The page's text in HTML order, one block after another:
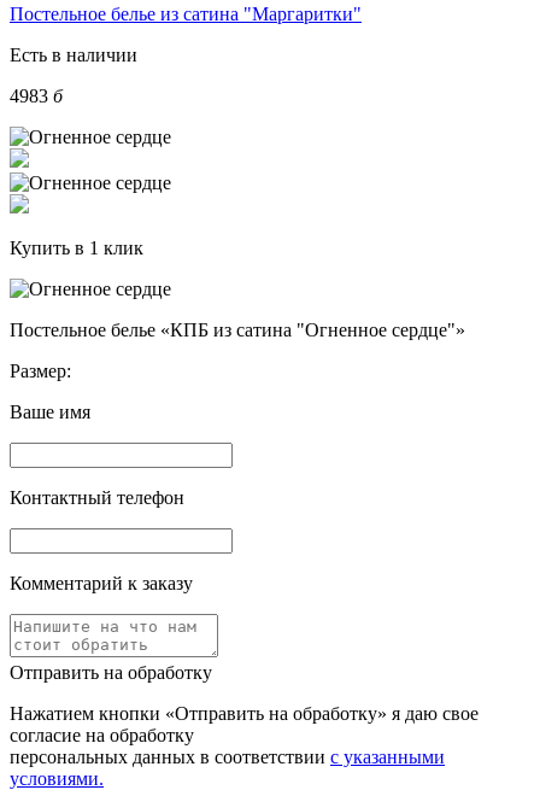
Постельное белье из сатина "Маргаритки"
Есть в наличии
4983 б
Купить в 1 клик
Постельное белье «КПБ из сатина "Огненное сердце"»
Размер:
Ваше имя
Контактный телефон
Комментарий к заказу
Отправить на обработку
Нажатием кнопки «Отправить на обработку» я даю свое
согласие на обработку
персональных данных в соответствии с указанными
условиями.